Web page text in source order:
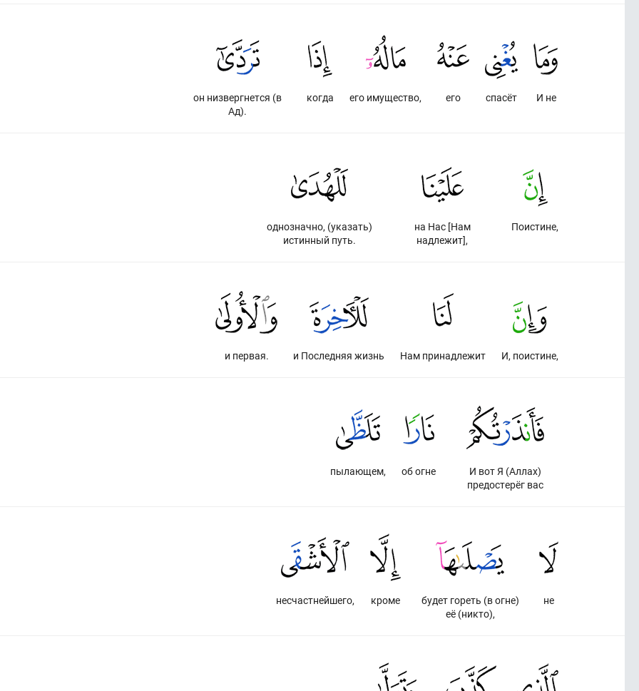
И не
спасёт
его
его имущество,
когда
он низвергнется (в
Ад).
Поистине,
на Нас [Нам
надлежит],
однозначно, (указать)
истинный путь.
И, поистине,
Нам принадлежит
и Последняя жизнь
и первая.
И вот Я (Аллах)
предостерёг вас
об огне
пылающем,
не
будет гореть (в огне)
её (никто),
кроме
несчастнейшего,